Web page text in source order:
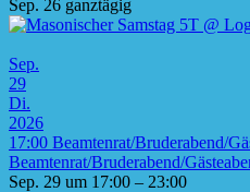
Sep. 26 ganztägig
Sep.
29
Di.
2026
17:00 Beamtenrat/Bruderabend/
Beamtenrat/Bruderabend/
Sep. 29 um 17:00 – 23:00